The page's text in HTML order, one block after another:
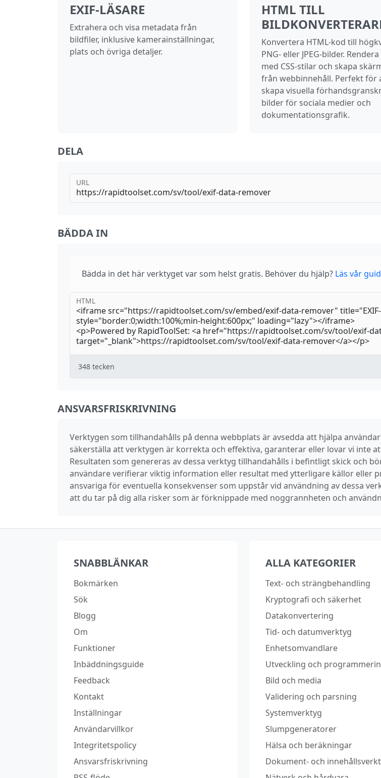
EXIF‑LÄSARE
Extrahera och visa metadata från
bildfiler, inklusive kamerainställningar,
plats och övriga detaljer.
HTML TILL
Konvertera HTML‑kod till
PNG‑ eller JPEG‑bilder.
med CSS‑stilar och skapa
från webb­innehåll. Perfekt för
skapa visuella
bilder för sociala medier och
dokumentationsgrafik.
DELA
URL
BÄDDA IN
Bädda in det här verktyget var som helst gratis. Behöver du hjälp? Läs vår
HTML
348 tecken
ANSVARSFRISKRIVNING
Verktygen som tillhandahålls på denna webbplats är avsedda att hjälpa
säkerställa att verktygen är korrekta och effektiva, garanterar eller lovar vi inte
Resultaten som genereras av dessa verktyg tillhandahålls i befintligt skick och
användare verifierar viktig information eller resultat med ytterligare källor eller
ansvariga för eventuella konsekvenser som uppstår vid användning av dessa
att du tar på dig alla risker som är förknippade med noggrannheten och
SNABBLÄNKAR
Bokmärken
Sök
Blogg
Om
Funktioner
Inbäddningsguide
Feedback
Kontakt
Inställningar
Användarvillkor
Integritetspolicy
Ansvarsfriskrivning
ALLA KATEGORIER
Text‑ och strängbehandling
Kryptografi och säkerhet
Datakonvertering
Tid‑ och datumverktyg
Enhetsomvandlare
Utveckling och
Bild och media
Validering och parsning
Systemverktyg
Slumpgeneratorer
Hälsa och beräkningar
Dokument‑ och